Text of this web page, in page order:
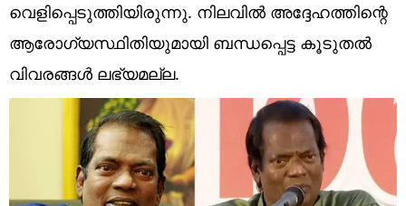
Photo
Short Videos
വെളിപ്പെടുത്തിയിരുന്നു. നിലവില്‍ അദ്ദേഹത്തിന്റെ
ആരോഗ്യസ്ഥിതിയുമായി ബന്ധപ്പെട്ട കൂടുതല്‍
വിവരങ്ങള്‍ ലഭ്യമല്ല.